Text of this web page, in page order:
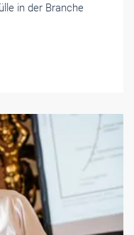
in der Branche